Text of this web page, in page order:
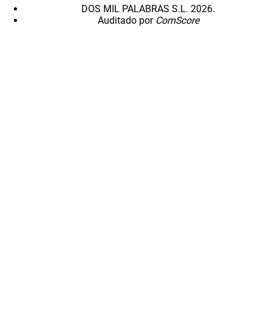
DOS MIL PALABRAS S.L. 2026.
Auditado por ComScore